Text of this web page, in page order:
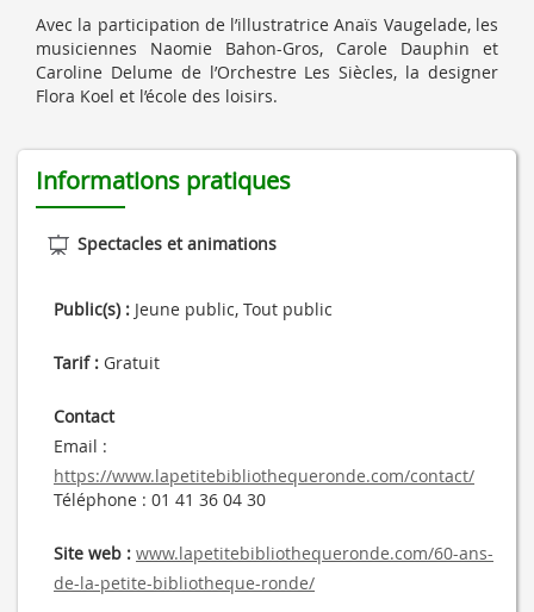
Avec la participation de l’illustratrice Anaïs Vaugelade, les
musiciennes Naomie Bahon-Gros, Carole Dauphin et
Caroline Delume de l’Orchestre Les Siècles, la designer
Flora Koel et l’école des loisirs.
Informations pratiques
Spectacles et animations
Public(s) : Jeune public, Tout public
Tarif : Gratuit
Contact
Email :
https://www.lapetitebibliothequeronde.com/contact/
Téléphone : 01 41 36 04 30
Site web : www.lapetitebibliothequeronde.com/60-ans-
de-la-petite-bibliotheque-ronde/